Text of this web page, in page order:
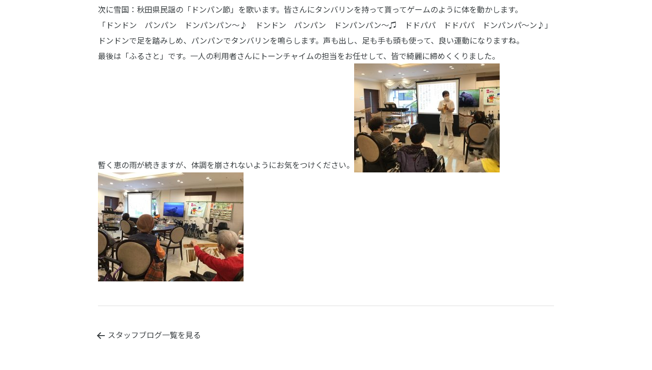
次に雪国：秋田県民謡の「ドンパン節」を歌います。皆さんにタンバリンを持って貰ってゲームのように体を動かします。
「ドンドン パンパン ドンパンパン～♪ ドンドン パンパン ドンパンパン～♫ ドドパパ ドドパパ ドンパンパ～ン♪」
ドンドンで足を踏みしめ、パンパンでタンバリンを鳴らします。声も出し、足も手も頭も使って、良い運動になりますね。
最後は「ふるさと」です。一人の利用者さんにトーンチャイムの担当をお任せして、皆で綺麗に締めくくりました。
暫く恵の雨が続きますが、体調を崩されないようにお気をつけください。
スタッフブログ一覧を見る